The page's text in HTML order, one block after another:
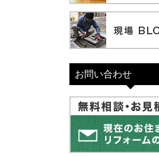
お問い合わせ